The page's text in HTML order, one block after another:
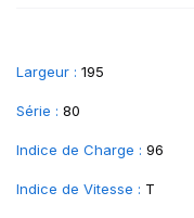
Largeur : 195
Série : 80
Indice de Charge : 96
Indice de Vitesse : T